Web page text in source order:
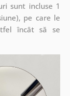
sunt incluse 1
pe care le
încât să se